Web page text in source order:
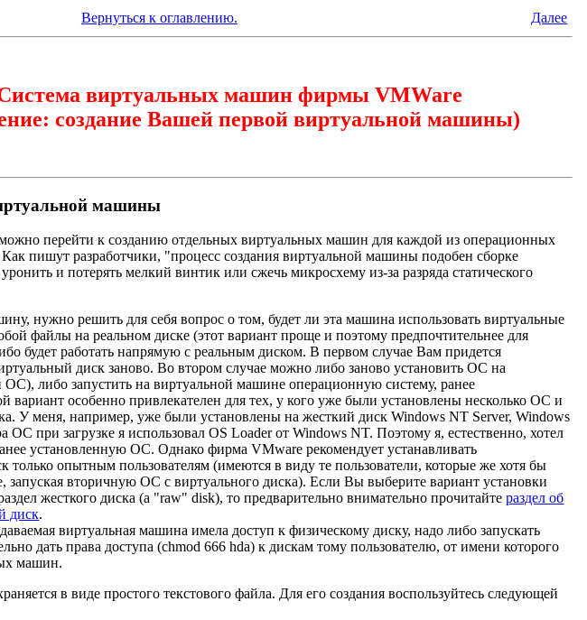
Вернуться к оглавлению. Далее
виртуальных машин фирмы VMWare
создание Вашей первой виртуальной машины)
машины
перейти к созданию отдельных виртуальных машин для каждой из операционных
пишут разработчики, "процесс создания виртуальной машины подобен сборке
и потерять мелкий винтик или сжечь микросхему из-за разряда статического
нужно решить для себя вопрос о том, будет ли эта машина использовать виртуальные
файлы на реальном диске (этот вариант проще и поэтому предпочтительнее для
будет работать напрямую с реальным диском. В первом случае Вам придется
диск заново. Во втором случае можно либо заново установить ОС на
либо запустить на виртуальной машине операционную систему, ранее
вариант особенно привлекателен для тех, у кого уже были установлены несколько ОС и
У меня, например, уже были установлены на жесткий диск Windows NT Server, Windows
при загрузке я использовал OS Loader от Windows NT. Поэтому я, естественно, хотел
установленную ОС. Однако фирма VMware рекомендует устанавливать
только опытным пользователям (имеются в виду те пользователи, которые же хотя бы
запуская вторичную ОС с виртуального диска). Если Вы выберите вариант установки
жесткого диска (a "raw" disk), то предварительно внимательно прочитайтераздел об
диск.
виртуальная машина имела доступ к физическому диску, надо либо запускать
дать права доступа (chmod 666 hda) к дискам тому пользователю, от имени которого
машин.
в виде простого текстового файла. Для его создания воспользуйтесь следующей